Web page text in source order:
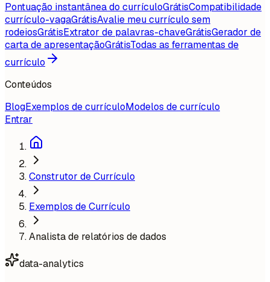
Pontuação instantânea do currículoGrátisCompatibilidade
currículo-vagaGrátisAvalie meu currículo sem
rodeiosGrátisExtrator de palavras-chaveGrátisGerador de
carta de apresentaçãoGrátisTodas as ferramentas de
currículo
Conteúdos
BlogExemplos de currículoModelos de currículo
Entrar
Construtor de Currículo
Exemplos de Currículo
Analista de relatórios de dados
data-analytics